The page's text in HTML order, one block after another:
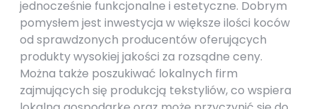
jednocześnie funkcjonalne i estetyczne. Dobrym
pomysłem jest inwestycja w większe ilości koców
od sprawdzonych producentów oferujących
produkty wysokiej jakości za rozsądne ceny.
Można także poszukiwać lokalnych firm
zajmujących się produkcją tekstyliów, co wspiera